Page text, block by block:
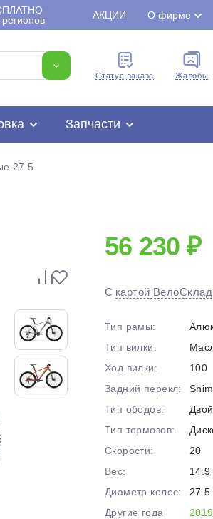
АКЦИИ О фирме
Cтатус заказа Жалобы
Запчасти
27.5
56 230 ₽
С картой ВелоСклад
Тип рамы:
Тип вилки:
Ход вилки:
100
Задний перекл:
Тип ободов:
Тип тормозов:
Скорости:
20
Вес:
14.9
Диаметр колес:
Другие года
2019
переплат